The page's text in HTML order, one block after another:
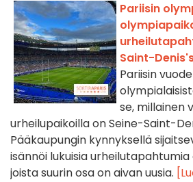
Pariisin
Saint-
Pariisin
se, millainen
urheilupaikoilla on Seine-Saint-
Pääkaupungin kynnyksellä
isännöi lukuisia
joista suurin osa on aivan uusia.